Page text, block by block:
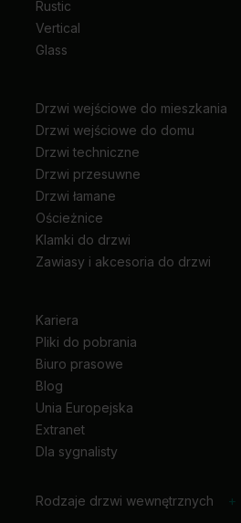
Rustic
Vertical
Glass
Drzwi wejściowe do mieszkania
Drzwi wejściowe do domu
Drzwi techniczne
Drzwi przesuwne
Drzwi łamane
Ościeżnice
Klamki do drzwi
Zawiasy i akcesoria do drzwi
Kariera
Pliki do pobrania
Biuro prasowe
Blog
Unia Europejska
Extranet
Dla sygnalisty
Rodzaje drzwi wewnętrznych +